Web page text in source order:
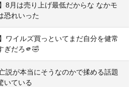
8月は売り上げ最低だからな なかモ
恐れいった
ワイルズ買っといてまだ自分を健常
ぎだろ🫵🤣
説が本当にそうなのかで揉める話題
いている